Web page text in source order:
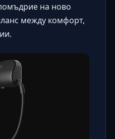
на ново
между комфорт,